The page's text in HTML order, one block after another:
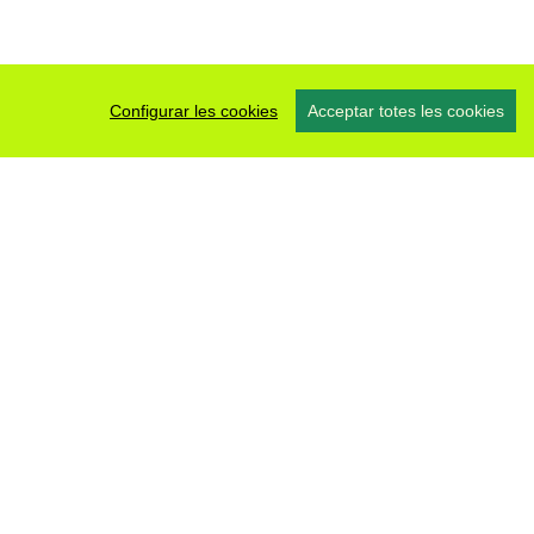
Configurar les cookies Acceptar totes les cookies